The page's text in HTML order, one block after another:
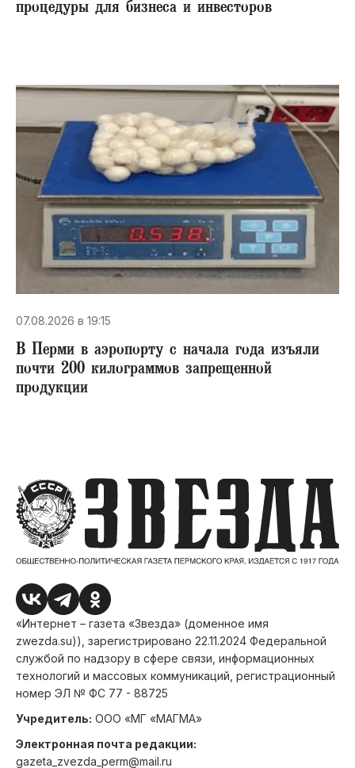
процедуры для бизнеса и инвесторов
07.08.2026 в 19:15
В Перми в аэропорту с начала года изъяли
почти 200 килограммов запрещенной
продукции
«Интернет – газета «Звезда» (доменное имя
zwezda.su)), зарегистрировано 22.11.2024 Федеральной
службой по надзору в сфере связи, информационных
технологий и массовых коммуникаций, регистрационный
номер ЭЛ № ФС 77 - 88725
Учредитель: ООО «МГ «МАГМА»
Электронная почта редакции:
gazeta_zvezda_perm@mail.ru